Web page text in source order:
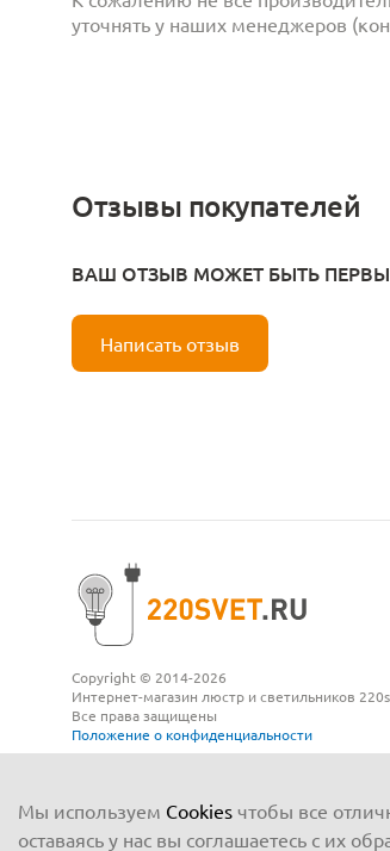
уточнять у наших менеджеров
Отзывы покупателей
ВАШ ОТЗЫВ МОЖЕТ БЫТЬ
Написать отзыв
Copyright © 2014-2026
Интернет-магазин люстр и светильников
Все права защищены
Положение о конфиденциальности
Мы используем Cookies чтобы все
оставаясь у нас вы соглашаетесь с их